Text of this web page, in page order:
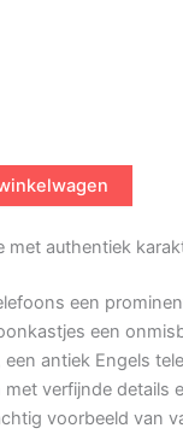
met authentiek
een
een
een antiek Engels
met verfijnde details
voorbeeld van